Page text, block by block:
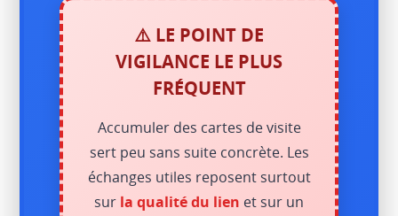
⚠️ LE POINT DE
VIGILANCE LE PLUS
FRÉQUENT
Accumuler des cartes de visite
sert peu sans suite concrète. Les
échanges utiles reposent surtout
sur la qualité du lien et sur un